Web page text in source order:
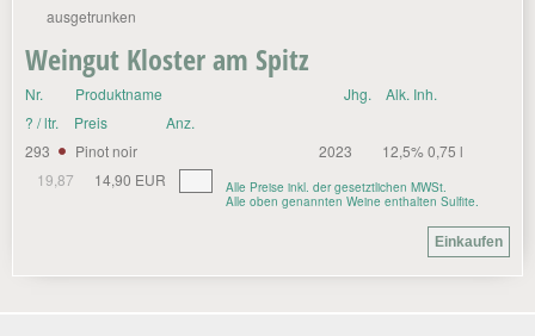
ausgetrunken
Weingut Kloster am Spitz
Nr. Produktname Jhg.
Alk. Inh.
? / ltr.
Preis
Anz.
293
Pinot noir 2023
12,5% 0,75 l
19,87
14,90 EUR
Alle Preise inkl. der gesetztlichen MWSt.
Alle oben genannten Weine enthalten Sulfite.